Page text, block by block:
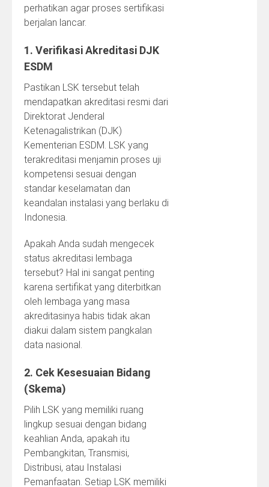
perhatikan agar proses sertifikasi
berjalan lancar.
1. Verifikasi Akreditasi DJK
ESDM
Pastikan LSK tersebut telah
mendapatkan akreditasi resmi dari
Direktorat Jenderal
Ketenagalistrikan (DJK)
Kementerian ESDM. LSK yang
terakreditasi menjamin proses uji
kompetensi sesuai dengan
standar keselamatan dan
keandalan instalasi yang berlaku di
Indonesia.
Apakah Anda sudah mengecek
status akreditasi lembaga
tersebut? Hal ini sangat penting
karena sertifikat yang diterbitkan
oleh lembaga yang masa
akreditasinya habis tidak akan
diakui dalam sistem pangkalan
data nasional.
2. Cek Kesesuaian Bidang
(Skema)
Pilih LSK yang memiliki ruang
lingkup sesuai dengan bidang
keahlian Anda, apakah itu
Pembangkitan, Transmisi,
Distribusi, atau Instalasi
Pemanfaatan. Setiap LSK memiliki